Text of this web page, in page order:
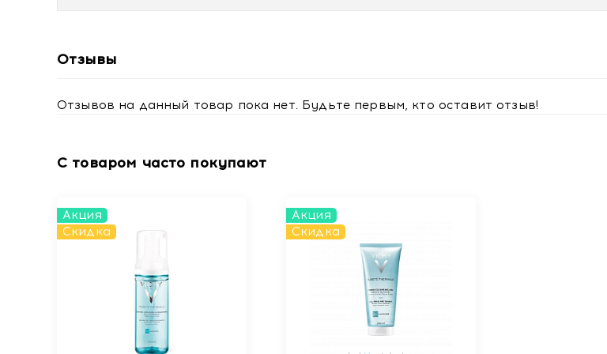
Продукт эффективно удаляет макияж с лица, глаз и губ
91% подтверждают, что продукт не делает кожу липкой
74% отмечают, что кожа становится мягче
Данные основаны на потребительском тесте, 118 участников.
Видимый результат
При регулярном использовании мицеллярной воды кожа приобретает комплексное улучшение:
Остаётся чистой, гладкой и мягкой после каждого очищения
Отзывы
Отзывов на данный товар пока нет. Будьте первым, кто оставит отзыв!
С товаром часто покупают
Акция
Скидка
Акция
Скидка